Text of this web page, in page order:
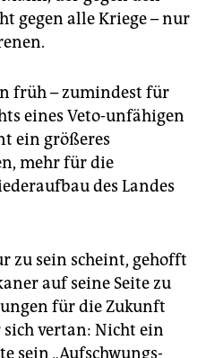
gegen alle Kriege – nur
früh – zumindest für
eines Veto-unfähigen
ein größeres
mehr für die
des Landes
zu sein scheint, gehofft
auf seine Seite zu
für die Zukunft
vertan: Nicht ein
sein „Aufschwungs-